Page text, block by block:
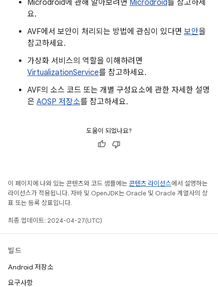
Microdroid에 관해 알아보려면 Microdroid를 참고하세
요.
AVF에서 보안이 처리되는 방법에 관심이 있다면 보안을
참고하세요.
가상화 서비스의 역할을 이해하려면
VirtualizationService를 참고하세요.
AVF의 소스 코드 또는 개별 구성요소에 관한 자세한 설명
은 AOSP 저장소를 참고하세요.
도움이 되었나요?
이 페이지에 나와 있는 콘텐츠와 코드 샘플에는 콘텐츠 라이선스에서 설명하는
라이선스가 적용됩니다. 자바 및 OpenJDK는 Oracle 및 Oracle 계열사의 상
표 또는 등록 상표입니다.
최종 업데이트: 2024-04-27(UTC)
빌드
Android 저장소
요구사항